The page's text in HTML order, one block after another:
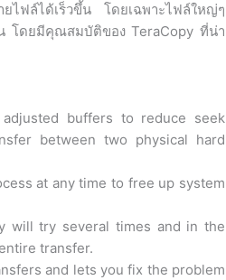
ไฟล์ได้เร็วขึ้น โดยเฉพาะไฟล์ใหญ่ๆ
โดยมีคุณสมบัติของ TeraCopy ที่น่า
buffers to reduce seek
between two physical hard
at any time to free up system
will try several times and in the
transfer.
and lets you fix the problem